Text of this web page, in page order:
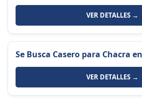
VER DETALLES →
Se Busca Casero para Chacra
VER DETALLES →